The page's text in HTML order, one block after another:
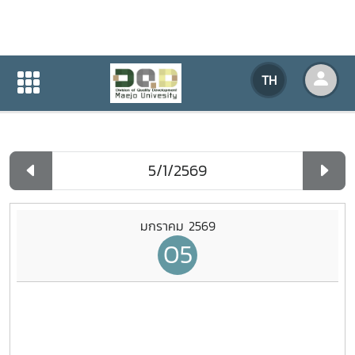
TH
ปฏิทินกิจกรรมของหน่วยงาน
ปฏิทินกิจกรรมของหน่วยงาน
มกราคม 2569
05